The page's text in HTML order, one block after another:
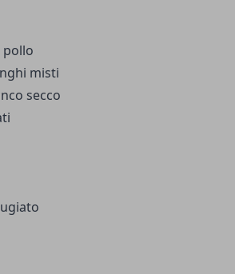
misti
secco